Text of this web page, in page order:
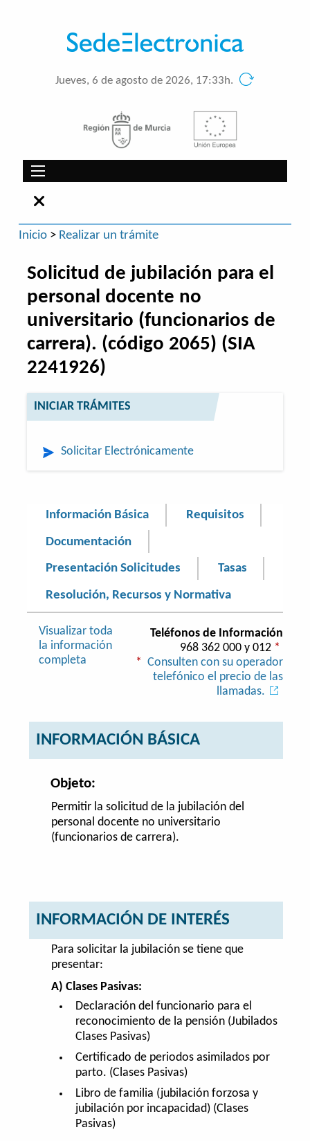
Jueves, 6 de agosto de 2026, 17:33h.
Inicio> Realizar un trámite
Solicitud de jubilación para el
personal docente no
universitario (funcionarios de
carrera). (código 2065) (SIA
2241926)
INICIAR TRÁMITES
Solicitar Electrónicamente
Información Básica Requisitos
Documentación
Presentación Solicitudes Tasas
Resolución, Recursos y Normativa
Visualizar toda
la información
completa
Teléfonos de Información
968 362 000 y 012 *
*
Consulten con su operador
telefónico el precio de las
llamadas.
INFORMACIÓN BÁSICA
Objeto:
Permitir la solicitud de la jubilación del
personal docente no universitario
(funcionarios de carrera).
INFORMACIÓN DE INTERÉS
Para solicitar la jubilación se tiene que
presentar:
A) Clases Pasivas:
Declaración del funcionario para el
reconocimiento de la pensión (Jubilados
Clases Pasivas)
Certificado de periodos asimilados por
parto. (Clases Pasivas)
Libro de familia (jubilación forzosa y
jubilación por incapacidad) (Clases
Pasivas)